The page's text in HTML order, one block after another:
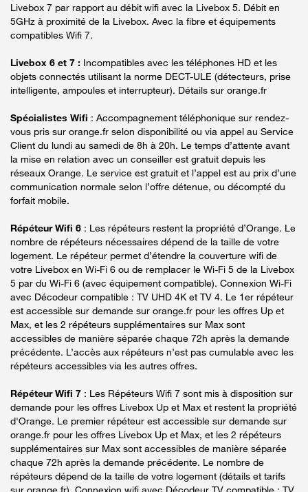
Livebox 7 par rapport au débit wifi avec la Livebox 5. Débit en
5GHz à proximité de la Livebox. Avec la fibre et équipements
compatibles Wifi 7.
Livebox 6 et 7 : Incompatibles avec les téléphones HD et les
objets connectés utilisant la norme DECT-ULE (détecteurs, prise
intelligente, ampoules et interrupteur). Détails sur orange.fr
Spécialistes Wifi : Accompagnement téléphonique sur rendez-
vous pris sur orange.fr selon disponibilité ou via appel au Service
Client du lundi au samedi de 8h à 20h. Le temps d’attente avant
la mise en relation avec un conseiller est gratuit depuis les
réseaux Orange. Le service est gratuit et l’appel est au prix d’une
communication normale selon l’offre détenue, ou décompté du
forfait mobile.
Répéteur Wifi 6 : Les répéteurs restent la propriété d’Orange. Le
nombre de répéteurs nécessaires dépend de la taille de votre
logement. Le répéteur permet d’étendre la couverture wifi de
votre Livebox en Wi-Fi 6 ou de remplacer le Wi-Fi 5 de la Livebox
5 par du Wi-Fi 6 (avec équipement compatible). Connexion Wi-Fi
avec Décodeur compatible : TV UHD 4K et TV 4. Le 1er répéteur
est accessible sur demande sur orange.fr pour les offres Up et
Max, et les 2 répéteurs supplémentaires sur Max sont
accessibles de manière séparée chaque 72h après la demande
précédente. L’accès aux répéteurs n’est pas cumulable avec les
répéteurs accessibles via les autres offres.
Répéteur Wifi 7 : Les Répéteurs Wifi 7 sont mis à disposition sur
demande pour les offres Livebox Up et Max et restent la propriété
d'Orange. Le premier répéteur est accessible sur demande sur
orange.fr pour les offres Livebox Up et Max, et les 2 répéteurs
supplémentaires sur Max sont accessibles de manière séparée
chaque 72h après la demande précédente. Le nombre de
répéteurs dépend de la taille de votre logement (détails et tarifs
sur orange.fr). Connexion wifi avec Décodeur TV compatible : TV